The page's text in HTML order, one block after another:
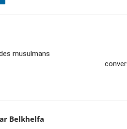
musulmans
Belkhelfa